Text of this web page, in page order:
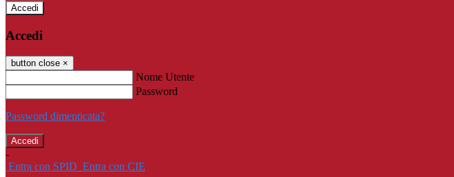
Accedi
Accedi
button close ×
Nome Utente
Password
Password dimenticata?
-
Entra con SPID Entra con CIE